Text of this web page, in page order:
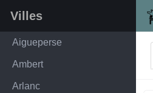
Villes
Aigueperse
Ambert
Arlanc